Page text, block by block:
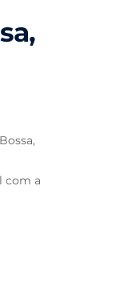
com a